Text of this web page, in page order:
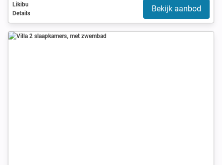
Likibu
Details
Bekijk aanbod